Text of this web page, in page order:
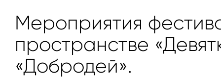
Мероприятия
пространстве
«Добродей».